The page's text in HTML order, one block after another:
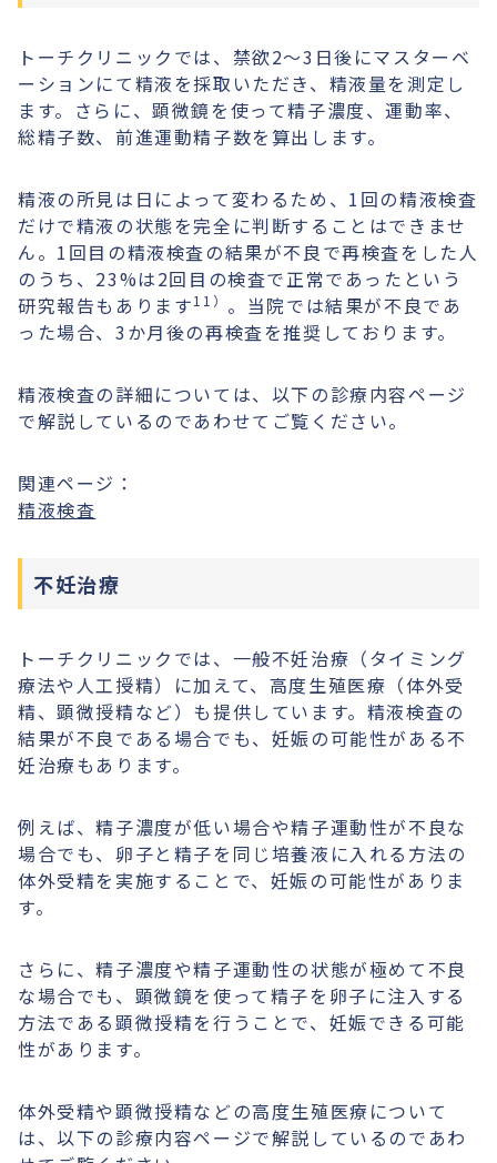
トーチクリニックでは、禁欲2～3日後にマスターベ
ーションにて精液を採取いただき、精液量を測定し
ます。さらに、顕微鏡を使って精子濃度、運動率、
総精子数、前進運動精子数を算出します。
精液の所見は日によって変わるため、1回の精液検査
だけで精液の状態を完全に判断することはできませ
ん。1回目の精液検査の結果が不良で再検査をした人
のうち、23%は2回目の検査で正常であったという
研究報告もあります11） 。当院では結果が不良であ
った場合、3か月後の再検査を推奨しております。
精液検査の詳細については、以下の診療内容ページ
で解説しているのであわせてご覧ください。
関連ページ：
精液検査
不妊治療
トーチクリニックでは、一般不妊治療（タイミング
療法や人工授精）に加えて、高度生殖医療（体外受
精、顕微授精など）も提供しています。精液検査の
結果が不良である場合でも、妊娠の可能性がある不
妊治療もあります。
例えば、精子濃度が低い場合や精子運動性が不良な
場合でも、卵子と精子を同じ培養液に入れる方法の
体外受精を実施することで、妊娠の可能性がありま
す。
さらに、精子濃度や精子運動性の状態が極めて不良
な場合でも、顕微鏡を使って精子を卵子に注入する
方法である顕微授精を行うことで、妊娠できる可能
性があります。
体外受精や顕微授精などの高度生殖医療について
は、以下の診療内容ページで解説しているのであわ